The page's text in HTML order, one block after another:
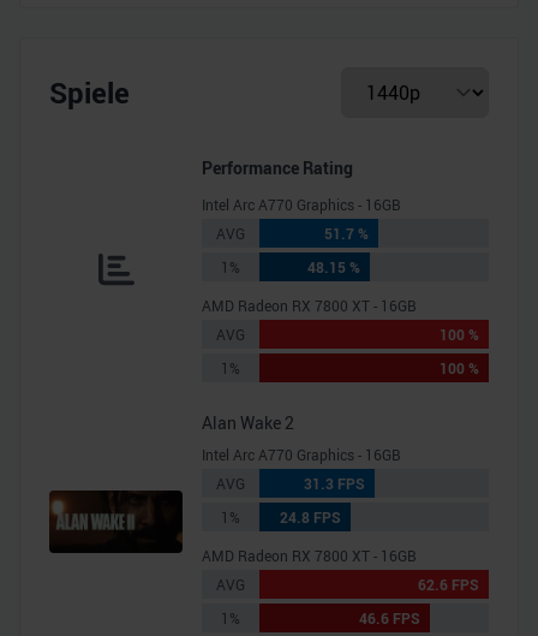
Spiele
Performance Rating
Intel Arc A770 Graphics - 16GB
AVG
51.7 %
1%
48.15 %
AMD Radeon RX 7800 XT - 16GB
AVG
100 %
1%
100 %
Alan Wake 2
Intel Arc A770 Graphics - 16GB
AVG
31.3 FPS
1%
24.8 FPS
AMD Radeon RX 7800 XT - 16GB
AVG
62.6 FPS
1%
46.6 FPS